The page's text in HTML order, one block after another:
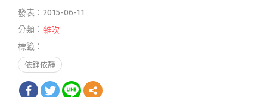
發表：2015-06-11
分類： 雜吹
標籤：
依錚依靜